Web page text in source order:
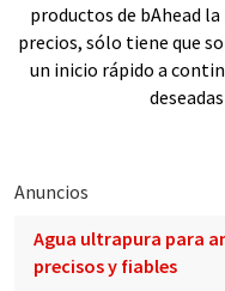
productos de bAhead
precios, sólo tiene que
un inicio rápido a
Anuncios
Agua ultrapura para
precisos y fiables